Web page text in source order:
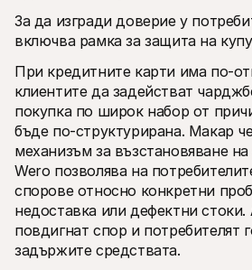
За да изгради доверие у
включва рамка за защита на
При кредитните карти има по-
клиентите да задействат
покупка по широк набор от
бъде по-структурирана. Макар
механизъм за възстановяване
Wero позволява на
спорове относно конкретни
недоставка или дефектни стоки.
повдигнат спор и потребителят
задържите средствата.